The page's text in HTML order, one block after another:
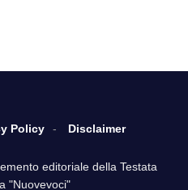
Policy Disclaimer
editoriale della Testata
"Nuovevoci"